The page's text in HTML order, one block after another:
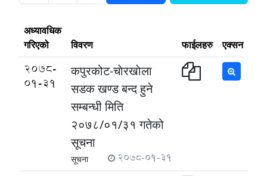
अध्यावधिक
गरिएको
विवरण फाईलहरु एक्सन
2078-
01-31
कपुरकोट-चाेरखाेला
सडक खण्ड बन्द हुने
सम्बन्धी मिति
२०७८/०१/३१ गतेको
सूचना
सूचना 2078-01-31